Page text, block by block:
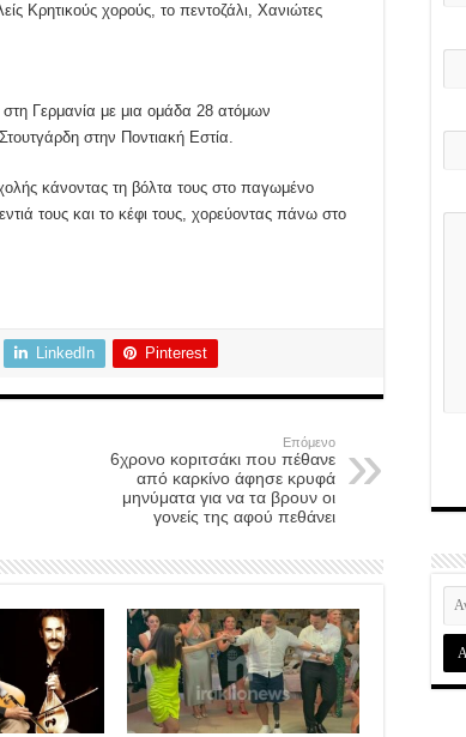
Κρητικούς χορούς, το πεντοζάλι, Χανιώτες
Γερμανία με μια ομάδα 28 ατόμων
στην Ποντιακή Εστία.
κάνοντας τη βόλτα τους στο παγωμένο
τους και το κέφι τους, χορεύοντας πάνω στο
LinkedIn Pinterest
Επόμενο
6χρονο κοpιτσάκι που πέθανε
από καρκίνο άφησε κρυφά
μηνύματα για να τα βρουν οι
γονείς της αφού πεθάνει